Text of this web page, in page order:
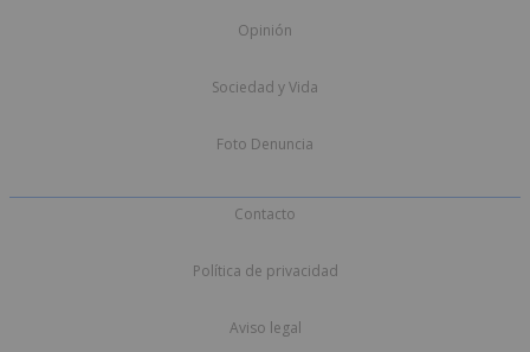
Opinión
Sociedad y Vida
Foto Denuncia
Contacto
Política de privacidad
Aviso legal